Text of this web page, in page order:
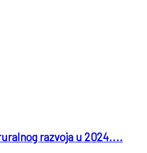
razvoja u 2024....